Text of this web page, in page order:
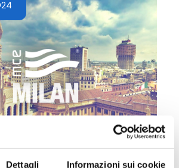
Dettagli Informazioni sui cookie
| Pad 4 - Stand D33 E34